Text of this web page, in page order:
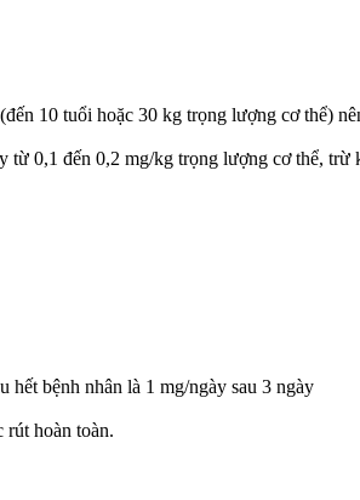
10 tuổi hoặc 30 kg trọng lượng cơ thể)
0,1 đến 0,2 mg/kg trọng lượng cơ thể,
bệnh nhân là 1 mg/ngày sau 3 ngày
hoàn toàn.